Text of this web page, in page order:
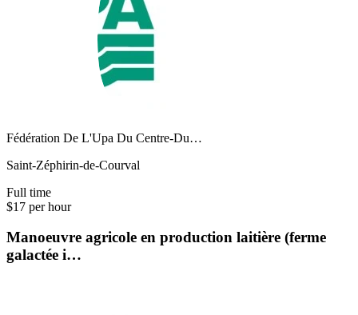
Fédération De L'Upa Du Centre-Du…
Saint-Zéphirin-de-Courval
Full time
$17 per hour
Manoeuvre agricole en production laitière (ferme
galactée i…